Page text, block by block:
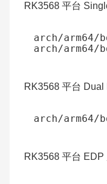
RK3568 平台
RK3568 平台 Dual
RK3568 平台 EDP